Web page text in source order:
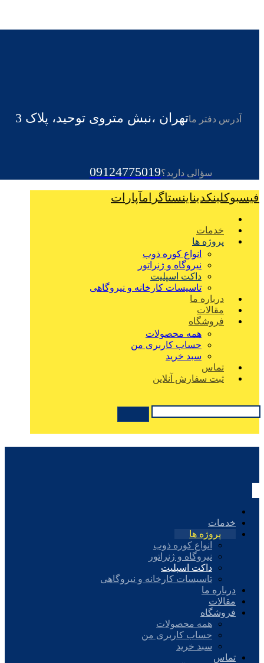
آدرس دفتر ماتهران ،نبش متروی توحید، پلاک 3
سؤالی دارید؟09124775019
فیسبوکلینکدیناینستاگرامآپارات
خدمات
پروژه ها
انواع کوره ذوب
نیروگاه و ژنراتور
داکت اسپلیت
تاسیسات کارخانه و نیروگاهی
درباره ما
مقالات
فروشگاه
همه محصولات
حساب کاربری من
سبد خرید
تماس
ثبت سفارش آنلاین
خدمات
پروژه ها
انواع کوره ذوب
نیروگاه و ژنراتور
داکت اسپلیت
تاسیسات کارخانه و نیروگاهی
درباره ما
مقالات
فروشگاه
همه محصولات
حساب کاربری من
سبد خرید
تماس